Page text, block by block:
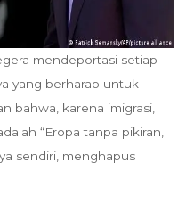
mendeportasi setiap
yang berharap untuk
bahwa, karena imigrasi,
“Eropa tanpa pikiran,
sendiri, menghapus